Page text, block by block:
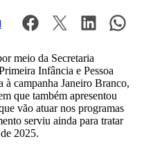
meio da Secretaria
Infância e Pessoa
à campanha Janeiro Branco,
que também apresentou
vão atuar nos programas
serviu ainda para tratar
2025.